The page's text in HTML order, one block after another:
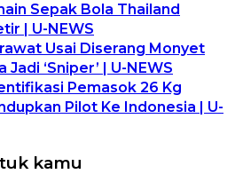
Sepak Bola Thailand
| U-NEWS
Usai Diserang Monyet
‘Sniper’ | U-NEWS
Pemasok 26 Kg
Pilot Ke Indonesia | U-
kamu